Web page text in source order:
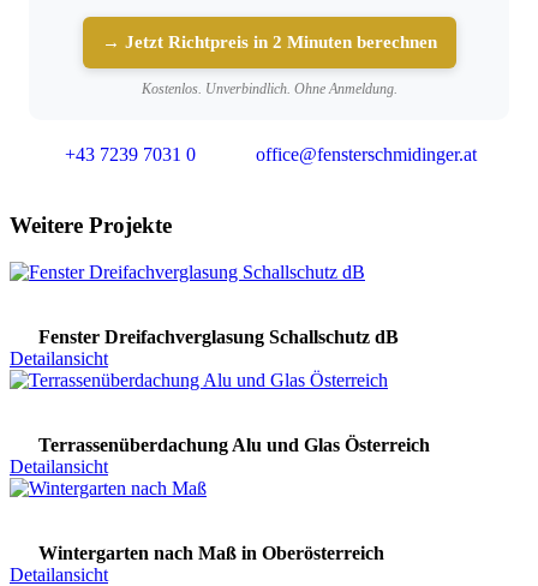
→ Jetzt Richtpreis in 2 Minuten berechnen
Kostenlos. Unverbindlich. Ohne Anmeldung.
+43 7239 7031 0 office@fensterschmidinger.at
Weitere Projekte
Fenster Dreifachverglasung Schallschutz dB
Detailansicht
Terrassenüberdachung Alu und Glas Österreich
Detailansicht
Wintergarten nach Maß in Oberösterreich
Detailansicht